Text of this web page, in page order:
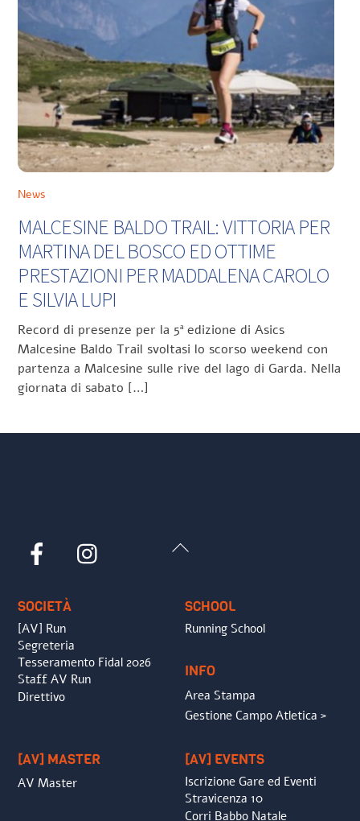
News
MALCESINE BALDO TRAIL: VITTORIA PER
MARTINA DEL BOSCO ED OTTIME
PRESTAZIONI PER MADDALENA CAROLO
E SILVIA LUPI
Record di presenze per la 5ª edizione di Asics
Malcesine Baldo Trail svoltasi lo scorso weekend con
partenza a Malcesine sulle rive del lago di Garda. Nella
giornata di sabato […]
Back
Facebook
SOCIETÀ
[AV] Run
Segreteria
Tesseramento Fidal 2026
Staff AV Run
Direttivo
SCHOOL
Running School
INFO
Area Stampa
Gestione Campo Atletica >
[AV] MASTER
AV Master
[AV] EVENTS
Iscrizione Gare ed Eventi
Stravicenza 10
Corri Babbo Natale